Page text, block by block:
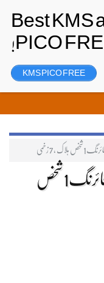
رجسٹر
،7 زخمی
امریکا: بیس بال گیم کے دوران فائرنگ1شخص
KMS PICO FREE